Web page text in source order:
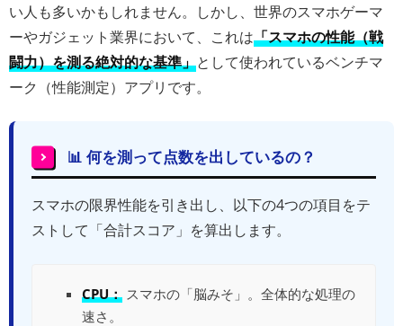
い人も多いかもしれません。しかし、世界のスマホゲーマ
ーやガジェット業界において、これは「スマホの性能（戦
闘力）を測る絶対的な基準」として使われているベンチマ
ーク（性能測定）アプリです。
📊 何を測って点数を出しているの？
スマホの限界性能を引き出し、以下の4つの項目をテ
ストして「合計スコア」を算出します。
CPU： スマホの「脳みそ」。全体的な処理の
速さ。